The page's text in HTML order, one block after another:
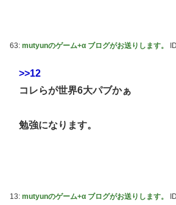
63: mutyunのゲーム+α ブログがお送りします。
>>12
コレらが世界6大パブかぁ
勉強になります。
13: mutyunのゲーム+α ブログがお送りします。